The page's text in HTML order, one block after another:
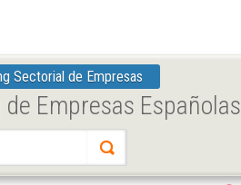
Sectorial de Empresas
Empresas Españolas